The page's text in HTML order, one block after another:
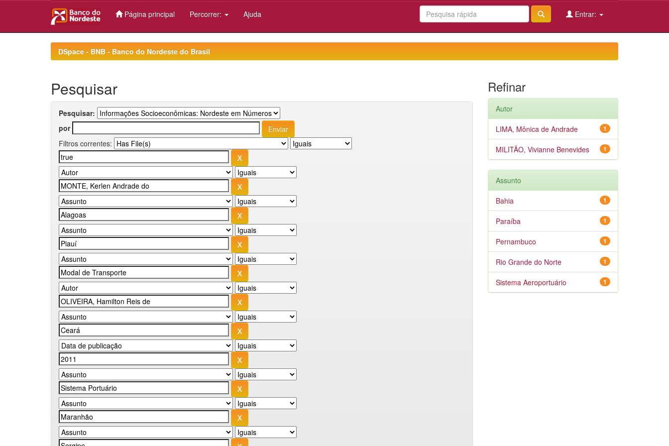
Página principal Percorrer: Ajuda Entrar:
DSpace - BNB - Banco do Nordeste do Brasil
Pesquisar
Pesquisar:
por
Filtros correntes:
Refinar
Autor
1
LIMA, Mônica de Andrade
1
MILITÃO, Vivianne Benevides
Assunto
1
Bahia
1
Paraíba
1
Pernambuco
1
Rio Grande do Norte
1
Sistema Aeroportuário